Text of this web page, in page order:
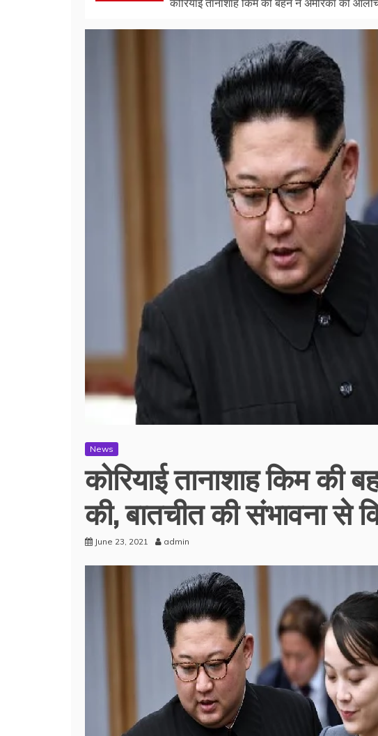
कोरियाई तानाशाह किम की बहन ने अमेरिका की
News
कोरियाई तानाशाह किम
की, बातचीत की संभावना से
June 23, 2021 admin